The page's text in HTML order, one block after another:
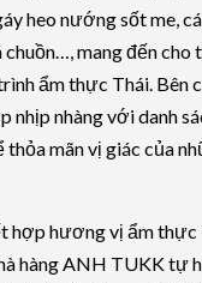
heo nướng sốt me,
mang đến cho
ẩm thực Thái. Bên
nhịp nhàng với danh
mãn vị giác của
hợp hương vị ẩm thực
hàng ANH TUKK tự